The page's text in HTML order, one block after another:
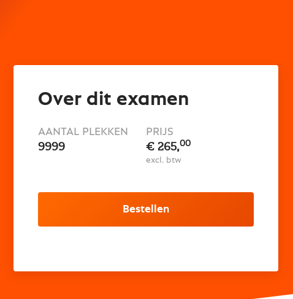
Over dit examen
AANTAL PLEKKEN
9999
PRIJS
€ 265,00
excl. btw
Bestellen